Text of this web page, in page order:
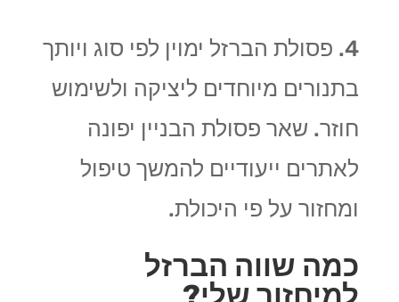
4. פסולת הברזל ימוין לפי סוג ויותך
בתנורים מיוחדים ליציקה ולשימוש
חוזר. שאר פסולת הבניין יפונה
לאתרים ייעודיים להמשך טיפול
ומחזור על פי היכולת.
כמה שווה הברזל